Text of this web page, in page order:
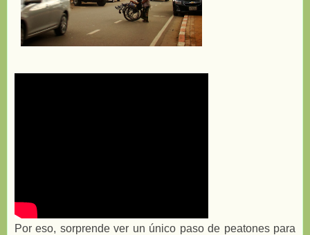
Por eso, sorprende ver un único paso de peatones para